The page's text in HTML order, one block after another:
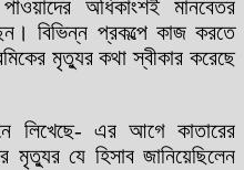
অধিকাংশই মানবেতর
বিভিন্ন প্রকল্পে কাজ করতে
মৃত্যুর কথা স্বীকার করেছে
লিখেছে- এর আগে কাতারের
মৃত্যুর যে হিসাব জানিয়েছিলেন